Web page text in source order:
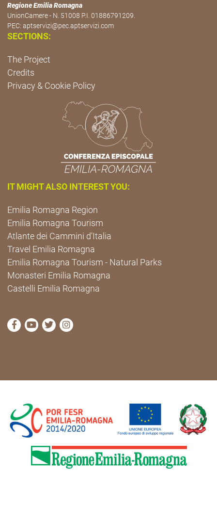
Regione Emilia Romagna
UnionCamere - N. 51008 P.I. 01886791209.
PEC: aptservizi@pec.aptservizi.com
SECTIONS:
The Project
Credits
Privacy & Cookie Policy
IT MIGHT ALSO INTEREST YOU:
Emilia Romagna Region
Emilia Romagna Tourism
Atlante dei Cammini d'Italia
Travel Emilia Romagna
Emilia Romagna Tourism - Natural Parks
Monasteri Emilia Romagna
Castelli Emilia Romagna
visit Cammini Emilia-Romagna Facebook profile
visit Cammini Emilia-Romagna YouTube profile
visit Cammini Emilia-Romagna Twitter
visit Cammini Emilia-Romagna